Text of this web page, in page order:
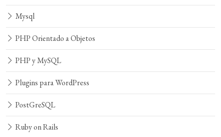
Mysql
PHP Orientado a Objetos
PHP y MySQL
Plugins para WordPress
PostGreSQL
Ruby on Rails